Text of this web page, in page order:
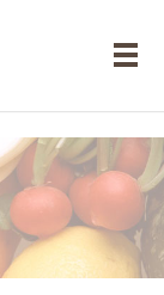
メ